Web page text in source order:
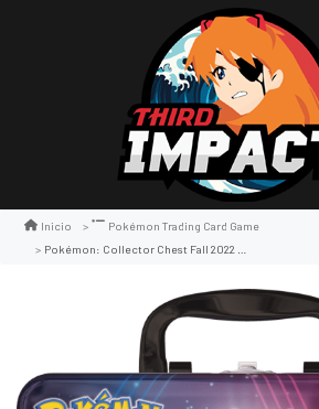
Inicio
Pokémon Trading Card Game
Pokémon: Collector Chest Fall 2022 - Palkia & Dialga